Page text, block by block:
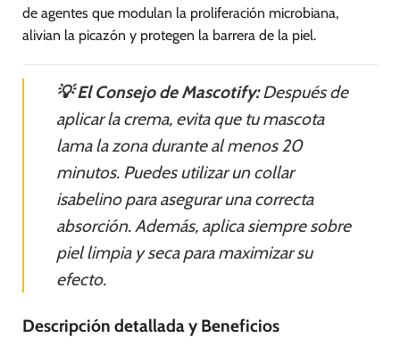
de agentes que modulan la proliferación microbiana,
alivian la picazón y protegen la barrera de la piel.
💡 El Consejo de Mascotify:Después de
aplicar la crema, evita que tu mascota
lama la zona durante al menos 20
minutos. Puedes utilizar un collar
isabelino para asegurar una correcta
absorción. Además, aplica siempre sobre
piel limpia y seca para maximizar su
efecto.
Descripción detallada y Beneficios